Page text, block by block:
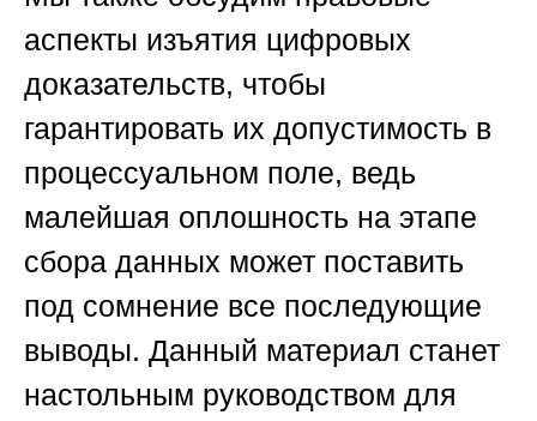
аспекты изъятия цифровых
доказательств, чтобы
гарантировать их допустимость в
процессуальном поле, ведь
малейшая оплошность на этапе
сбора данных может поставить
под сомнение все последующие
выводы. Данный материал станет
настольным руководством для